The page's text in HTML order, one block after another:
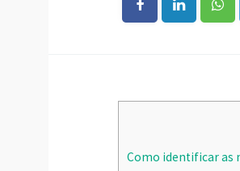
Como identificar as